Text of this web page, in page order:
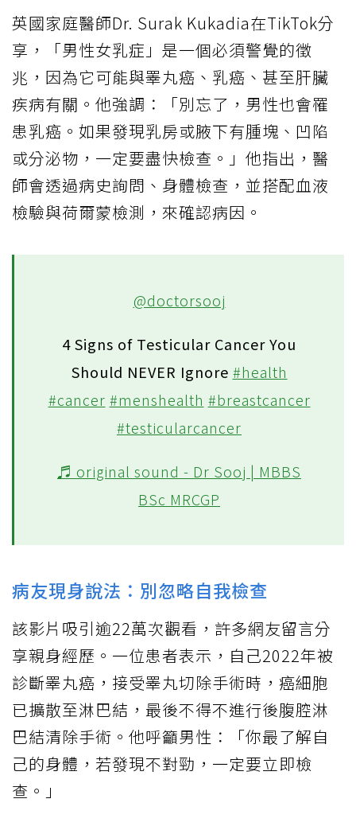
英國家庭醫師Dr. Surak Kukadia在TikTok分
享，「男性女乳症」是一個必須警覺的徵
兆，因為它可能與睪丸癌、乳癌、甚至肝臟
疾病有關。他強調：「別忘了，男性也會罹
患乳癌。如果發現乳房或腋下有腫塊、凹陷
或分泌物，一定要盡快檢查。」他指出，醫
師會透過病史詢問、身體檢查，並搭配血液
檢驗與荷爾蒙檢測，來確認病因。
@doctorsooj
4 Signs of Testicular Cancer You
Should NEVER Ignore #health
#cancer #menshealth #breastcancer
#testicularcancer
♬ original sound - Dr Sooj | MBBS
BSc MRCGP
病友現身說法：別忽略自我檢查
該影片吸引逾22萬次觀看，許多網友留言分
享親身經歷。一位患者表示，自己2022年被
診斷睪丸癌，接受睪丸切除手術時，癌細胞
已擴散至淋巴結，最後不得不進行後腹腔淋
巴結清除手術。他呼籲男性：「你最了解自
己的身體，若發現不對勁，一定要立即檢
查。」